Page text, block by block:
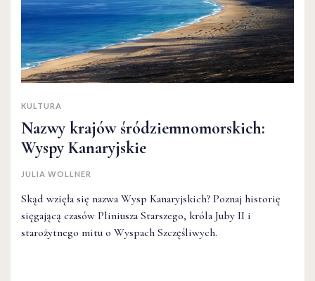
KULTURA
Nazwy krajów śródziemnomorskich:
Wyspy Kanaryjskie
JULIA WOLLNER
Skąd wzięła się nazwa Wysp Kanaryjskich? Poznaj historię
sięgającą czasów Pliniusza Starszego, króla Juby II i
starożytnego mitu o Wyspach Szczęśliwych.